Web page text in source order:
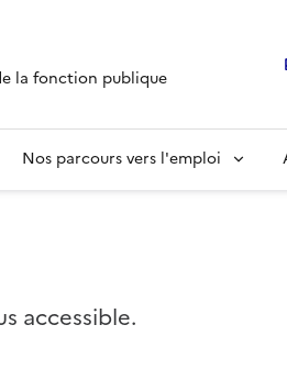
la fonction publique
Nos parcours vers l'emploi
accessible.